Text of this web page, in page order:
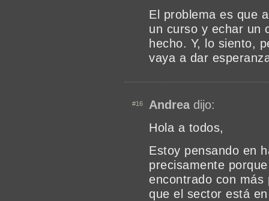
El problema es que
un curso y echar un
hecho. Y, lo siento,
vaya a dar
#16 Andrea dijo:
Hola a todos,
Estoy pensando en
precisamente
encontrado con más
que el sector está